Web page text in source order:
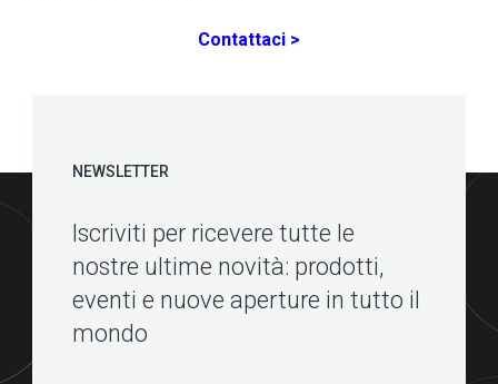
Contattaci >
NEWSLETTER
Iscriviti per ricevere tutte le
nostre ultime novità: prodotti,
eventi e nuove aperture in tutto il
mondo